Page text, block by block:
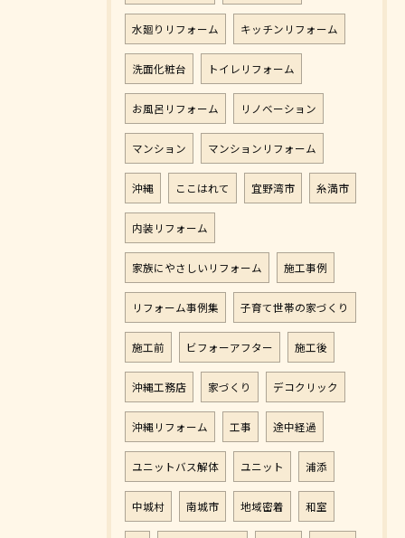
水廻りリフォーム キッチンリフォーム
洗面化粧台 トイレリフォーム
お風呂リフォーム リノベーション
マンション マンションリフォーム
沖縄 ここはれて 宜野湾市 糸満市
内装リフォーム
家族にやさしいリフォーム 施工事例
リフォーム事例集 子育て世帯の家づくり
施工前 ビフォーアフター 施工後
沖縄工務店 家づくり デコクリック
沖縄リフォーム 工事 途中経過
ユニットバス解体 ユニット 浦添
中城村 南城市 地域密着 和室